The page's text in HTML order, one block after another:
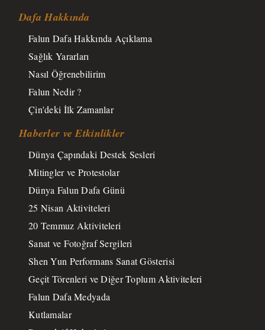
Dafa Hakkında
Falun Dafa Hakkında Açıklama
Sağlık Yararları
Nasıl Öğrenebilirim
Falun Nedir ?
Çin'deki İlk Zamanlar
Haberler ve Etkinlikler
Dünya Çapındaki Destek Sesleri
Mitingler ve Protestolar
Dünya Falun Dafa Günü
25 Nisan Aktiviteleri
20 Temmuz Aktiviteleri
Sanat ve Fotoğraf Sergileri
Shen Yun Performans Sanat Gösterisi
Geçit Törenleri ve Diğer Toplum Aktiviteleri
Falun Dafa Medyada
Kutlamalar